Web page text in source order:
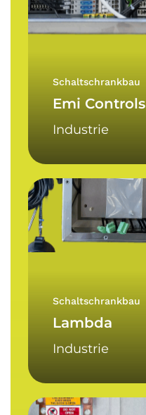
Schaltschrankbau
Emi Controls
Industrie
Lambda
Schaltschrankbau
Lambda
Industrie
TechnoAlpin